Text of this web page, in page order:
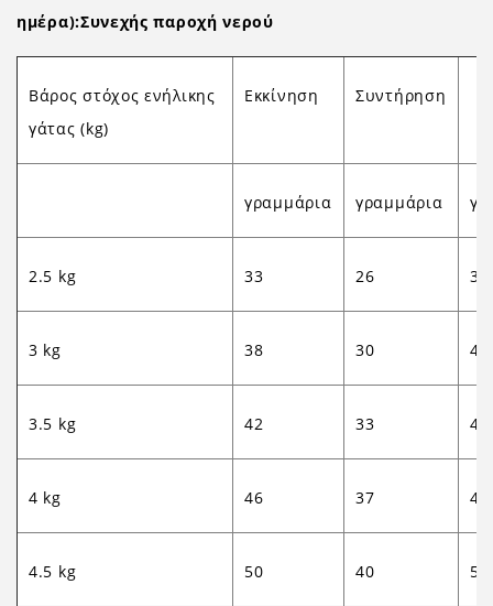
ημέρα):Συνεχής παροχή νερού
Βάρος στόχος ενήλικης
γάτας (kg)
Εκκίνηση Συντήρηση
γραμμάρια γραμμάρια
2.5 kg 33 26 35
3 kg 38 30 40
3.5 kg 42 33 45
4 kg 46 37 49
4.5 kg 50 40 53